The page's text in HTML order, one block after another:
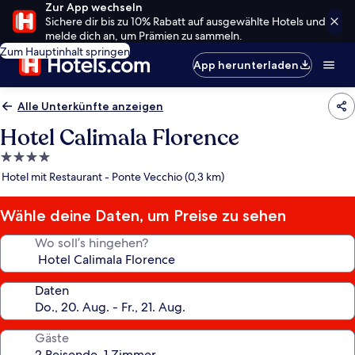
Zur App wechseln
Sichere dir bis zu 10% Rabatt auf ausgewählte Hotels und
melde dich an, um Prämien zu sammeln.
Zum Hauptinhalt springen
App herunterladen
Alle Unterkünfte anzeigen
Hotel Calimala Florence
4.0-
Sterne-
Hotel mit Restaurant - Ponte Vecchio (0,3 km)
Wähle deine Daten, um Preise zu sehen
Wo soll’s hingehen?
Daten
Gäste